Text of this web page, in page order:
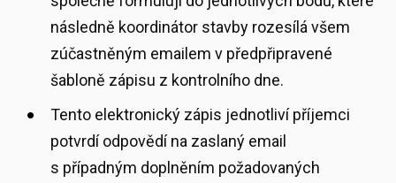
následně koordinátor stavby rozesílá všem
zúčastněným emailem v předpřipravené
šabloně zápisu z kontrolního dne.
Tento elektronický zápis jednotliví příjemci
potvrdí odpovědí na zaslaný email
s případným doplněním požadovaných